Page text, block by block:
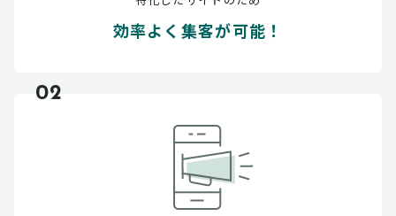
効率よく集客が可能！
02